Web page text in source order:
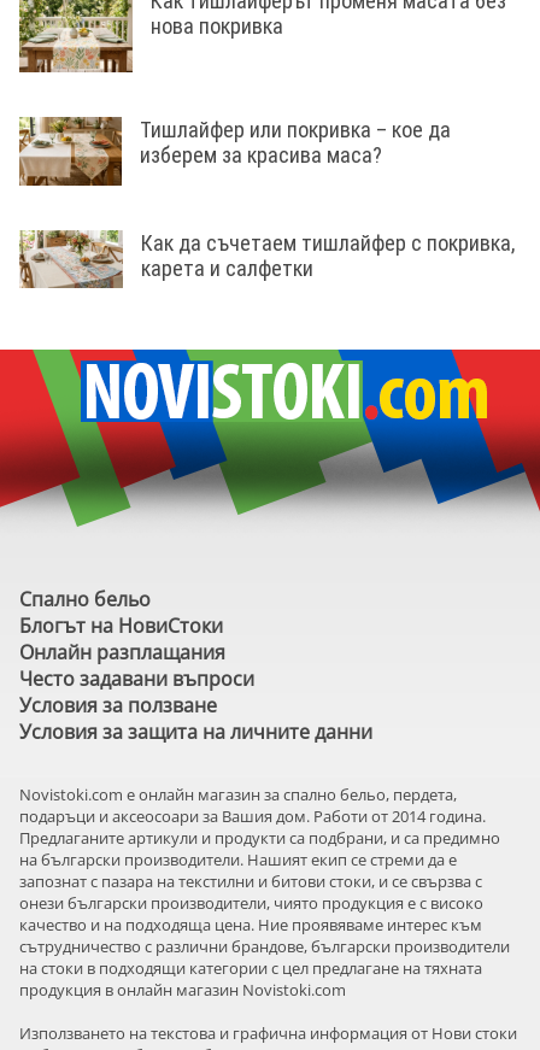
нова покривка
Тишлайфер или покривка – кое да
изберем за красива маса?
Как да съчетаем тишлайфер с покривка,
карета и салфетки
Спално бельо
Блогът на НовиСтоки
Онлайн разплащания
Често задавани въпроси
Условия за ползване
Условия за защита на личните данни
Novistoki.com e онлайн магазин за спално бельо, пердета,
подаръци и аксеосоари за Вашия дом. Работи от 2014 година.
Предлаганите артикули и продукти са подбрани, и са предимно
на български производители. Нашият екип се стреми да е
запознат с пазара на текстилни и битови стоки, и се свързва с
онези български производители, чиято продукция е с високо
качество и на подходяща цена. Ние проявяваме интерес към
сътрудничество с различни брандове, български производители
на стоки в подходящи категории с цел предлагане на тяхната
продукция в онлайн магазин Novistoki.com
Използването на текстова и графична информация от Нови стоки